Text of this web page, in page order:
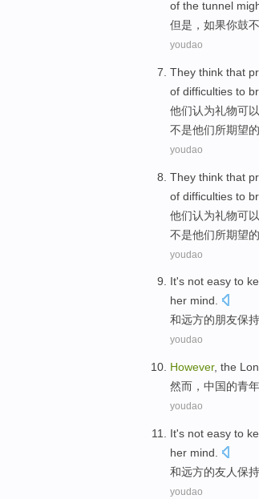
of the tunnel
但是 ， 如果你鼓
youdao
They think that
of difficulties to
他们认为礼物可以
不是他们所期望的
youdao
They think that
of difficulties to
他们认为礼物可以
不是他们所期望的
youdao
It's not easy to
her mind.
和远方的朋友保持
youdao
However, the
然而 ， 中国的青
youdao
It's not easy to
her mind
和远方的友人保持
youdao